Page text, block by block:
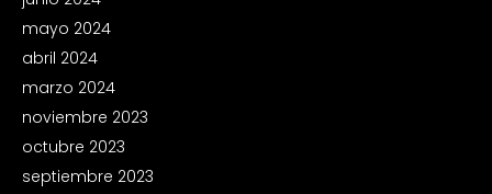
mayo 2024
abril 2024
marzo 2024
noviembre 2023
octubre 2023
septiembre 2023